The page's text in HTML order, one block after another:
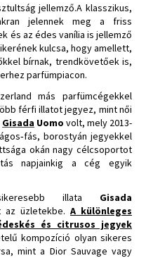
jellemző.A klasszikus,
jelennek meg a friss
és az édes vanília is jellemző
kulcsa, hogy amellett,
bírnak, trendkövetőek is,
parfümpiacon.
más parfümcégekkel
férfi illatot jegyez, mint női
Gisada Uomo volt, mely 2013-
borostyán jegyekkel
okán nagy célcsoportot
napjainkig a cég egyik
illata Gisada
az üzletekbe. A különleges
és citrusos jegyek
kompozíció olyan sikeres
mint a Dior Sauvage vagy